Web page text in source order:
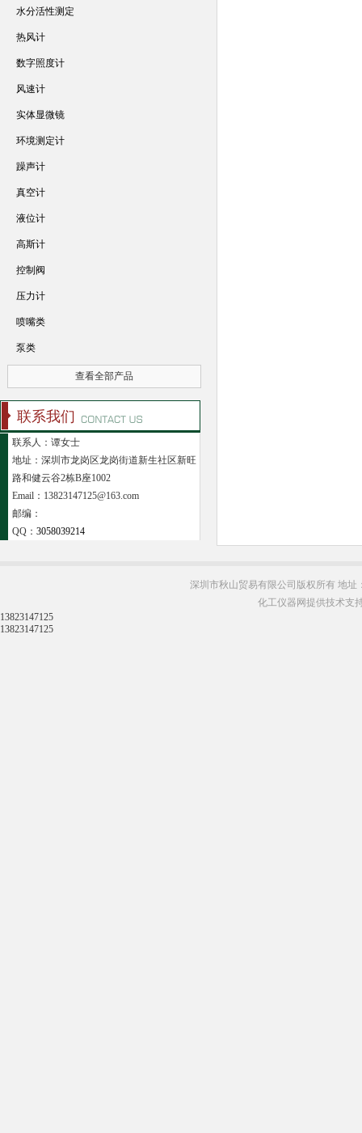
水分活性测定
热风计
数字照度计
风速计
实体显微镜
环境测定计
躁声计
真空计
液位计
高斯计
控制阀
压力计
喷嘴类
泵类
查看全部产品
联系我们
联系人：谭女士
地址：深圳市龙岗区龙岗街道新生社区新旺
路和健云谷2栋B座1002
Email：13823147125@163.com
邮编：
QQ： 3058039214
深圳市秋山贸易有限公司版权所有 地址
化工仪器网提供技术支
13823147125
13823147125